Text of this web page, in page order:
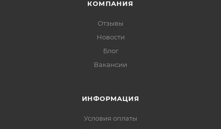
КОМПАНИЯ
Отзывы
Новости
Блог
Вакансии
ИНФОРМАЦИЯ
Условия оплаты